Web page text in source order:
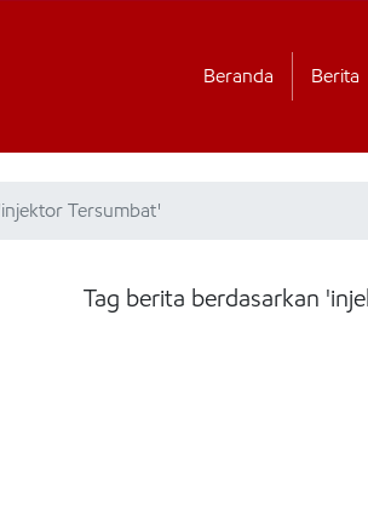
Beranda Berita
Tersumbat'
Tag berita berdasarkan